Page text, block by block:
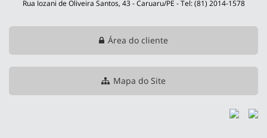
Rua Iozani de Oliveira Santos, 43 - Caruaru/PE - Tel: (81) 2014-1578
Área do cliente
Mapa do Site